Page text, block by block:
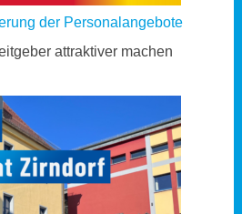
der Personalangebote
attraktiver machen